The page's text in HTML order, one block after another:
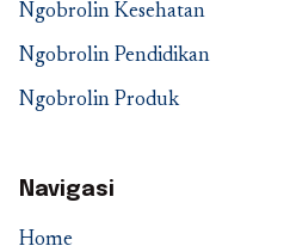
Ngobrolin Kesehatan
Ngobrolin Pendidikan
Ngobrolin Produk
Navigasi
Home